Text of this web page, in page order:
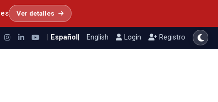
Ver detalles
Español English Login Registro